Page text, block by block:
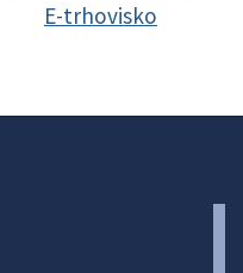
E-trhovisko